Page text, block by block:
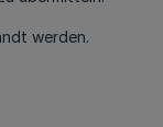
werden.